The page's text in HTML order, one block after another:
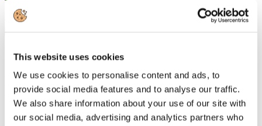
This website uses cookies
We use cookies to personalise content and ads, to
provide social media features and to analyse our traffic.
We also share information about your use of our site with
our social media, advertising and analytics partners who
Cerca...
Federturismo: Verona e Roma le due
tappe dell’ India Italy Tourism meeting
Dettagli